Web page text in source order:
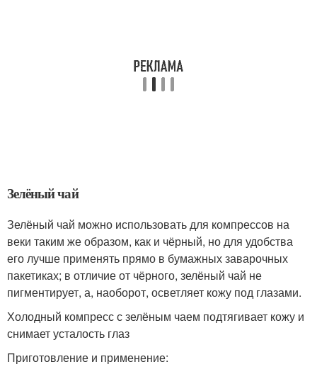
Зелёный чай
Зелёный чай можно использовать для компрессов на
веки таким же образом, как и чёрный, но для удобства
его лучше применять прямо в бумажных заварочных
пакетиках; в отличие от чёрного, зелёный чай не
пигментирует, а, наоборот, осветляет кожу под глазами.
Холодный компресс с зелёным чаем подтягивает кожу и
снимает усталость глаз
Приготовление и применение: